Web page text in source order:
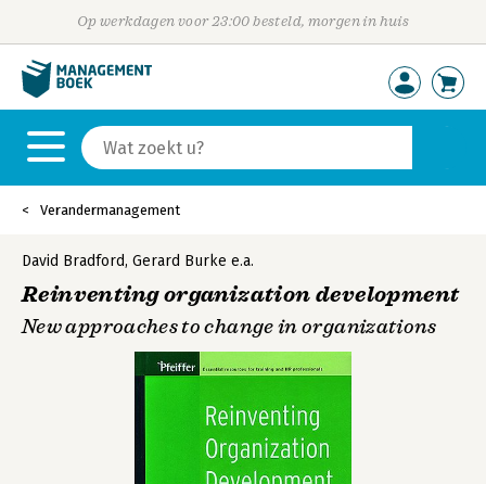
Op werkdagen voor 23:00 besteld, morgen in huis
Verandermanagement
David Bradford, Gerard Burke e.a.
Reinventing organization development
New approaches to change in organizations